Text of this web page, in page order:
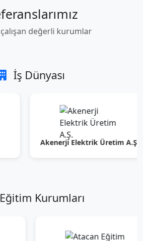
değerli kurumlar
İş Dünyası
Akenerji Elektrik Üretim A.Ş.
Eğitim Kurumları